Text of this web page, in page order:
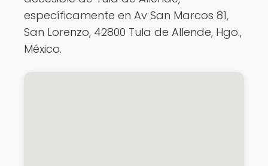
específicamente en Av San Marcos 81,
San Lorenzo, 42800 Tula de Allende, Hgo.,
México.